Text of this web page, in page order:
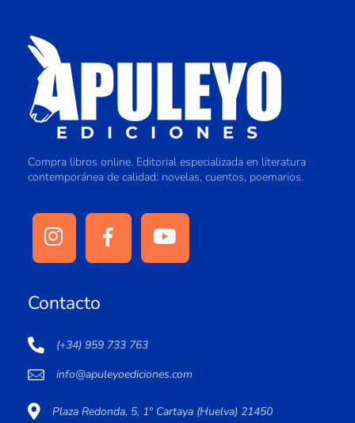
Compra libros online. Editorial especializada en literatura
contemporánea de calidad: novelas, cuentos, poemarios.
Contacto
(+34) 959 733 763
info@apuleyoediciones.com
Plaza Redonda, 5, 1º Cartaya (Huelva) 21450